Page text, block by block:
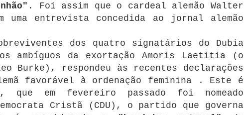
.
Foi assim que o cardeal alemão Walter
uma entrevista concedida ao jornal alemão
dos quatro signatários do Dubia
ambíguos da exortação Amoris Laetitia (o
Burke), respondeu às recentes declarações
favorável à ordenação feminina .
Este é
que em fevereiro passado foi nomeado
Cristã (CDU), o partido que governa